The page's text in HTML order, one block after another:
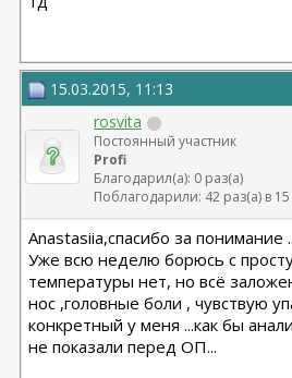
15.03.2015, 11:13
rosvita
Постоянный участник
Profi
Благодарил(а): 0 раз(а)
Поблагодарили: 42 раз(а) в
Anastasiia,спасибо за понимание
Уже всю неделю борюсь с
температуры нет, но всё
нос ,головные боли , чувствую
конкретный у меня ...как бы
не показали перед ОП...